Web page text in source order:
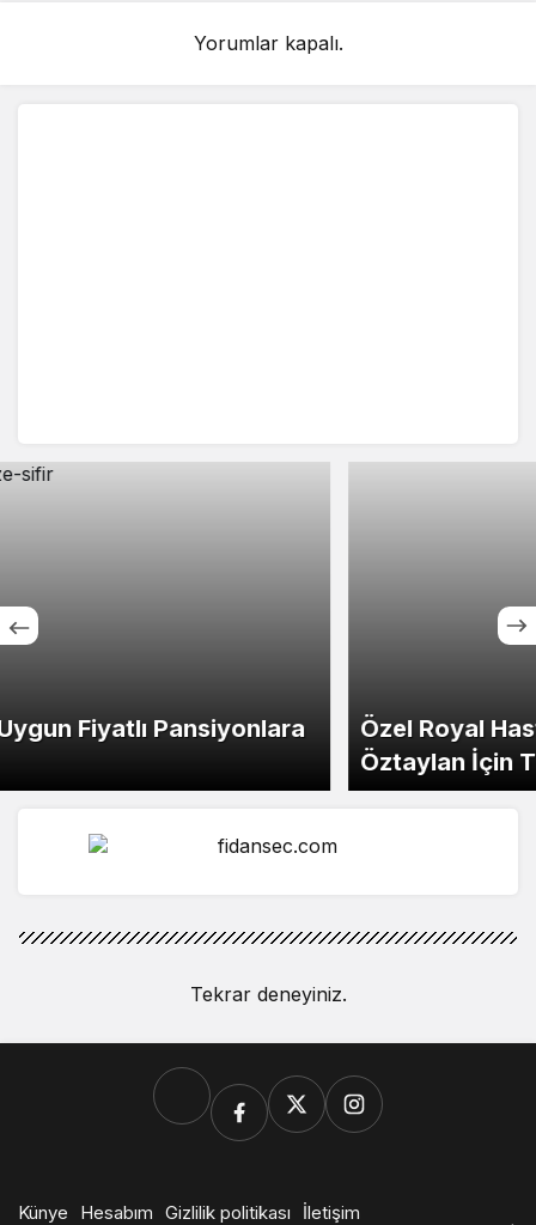
Yorumlar kapalı.
Özel Royal Hastanesi’nden Mehmet Cemal
Tekrar deneyiniz.
Künye Hesabım Gizlilik politikası
İletişim